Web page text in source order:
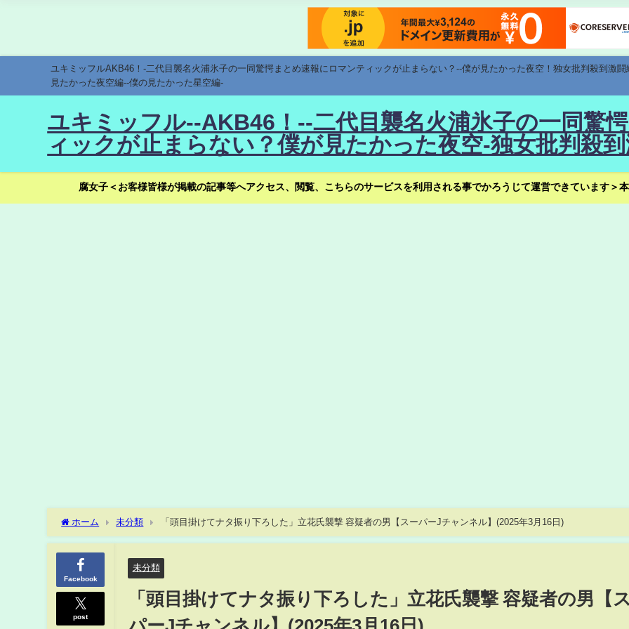
ユキミッフルAKB46！-二代目襲名火浦氷子の一同驚愕まとめ速報にロマンティックが止まらない？--僕が見たかった夜空！独女批判殺到激
見たかった夜空編--僕の見たかった星空編-
ユキミッフル--AKB46！--二代目襲名火浦氷子の一同驚
ィックが止まらない？僕が見たかった夜空-独女批判殺
腐女子＜お客様皆様が掲載の記事等へアクセス、閲覧、こちらのサービスを利用される事でかろうじて運営できています＞
ホーム 未分類 「頭目掛けてナタ振り下ろした」立花氏襲撃 容疑者の男【スーパーJチャンネル】(2025年3月16日)
Facebook
post
未分類
「頭目掛けてナタ振り下ろした」立花氏襲撃 容疑者の男【